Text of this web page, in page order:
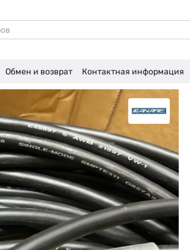
Обмен и возврат Контактная информация